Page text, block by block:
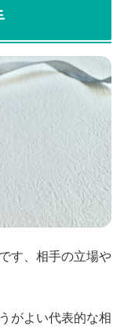
す、相手の立場や
がよい代表的な相